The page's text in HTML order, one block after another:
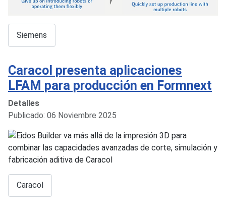
Siemens
Caracol presenta aplicaciones
LFAM para producción en Formnext
Detalles
Publicado: 06 Noviembre 2025
Caracol